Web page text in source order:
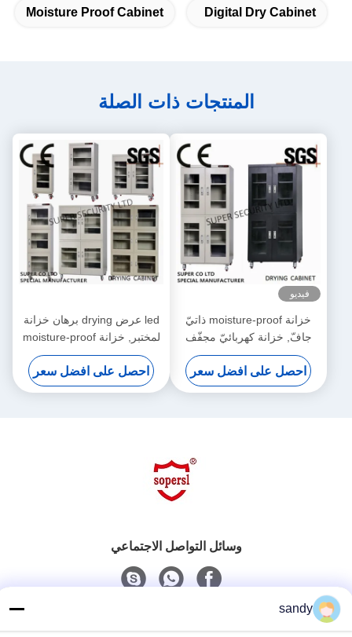
Digital Dry Cabinet
Moisture Proof Cabinet
المنتجات ذات الصلة
فيديو
خزانة moisture-proof ذاتيّ
جافّ, خزانة كهربائيّ مجفّف
جافّ
احصل على افضل سعر
led عرض drying برهان خزانة
لمختبر, خزانة moisture-proof
احصل على افضل سعر
وسائل التواصل الاجتماعي
sandy